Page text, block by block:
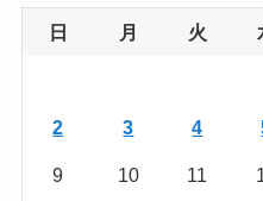
日 月 火
2 3 4
9 10 11